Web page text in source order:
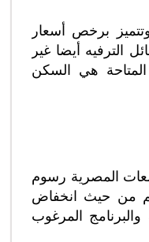
برخص أسعار
الترفيه أيضا غير
هي السكن
المصرية رسوم
من حيث انخفاض
المرغوب